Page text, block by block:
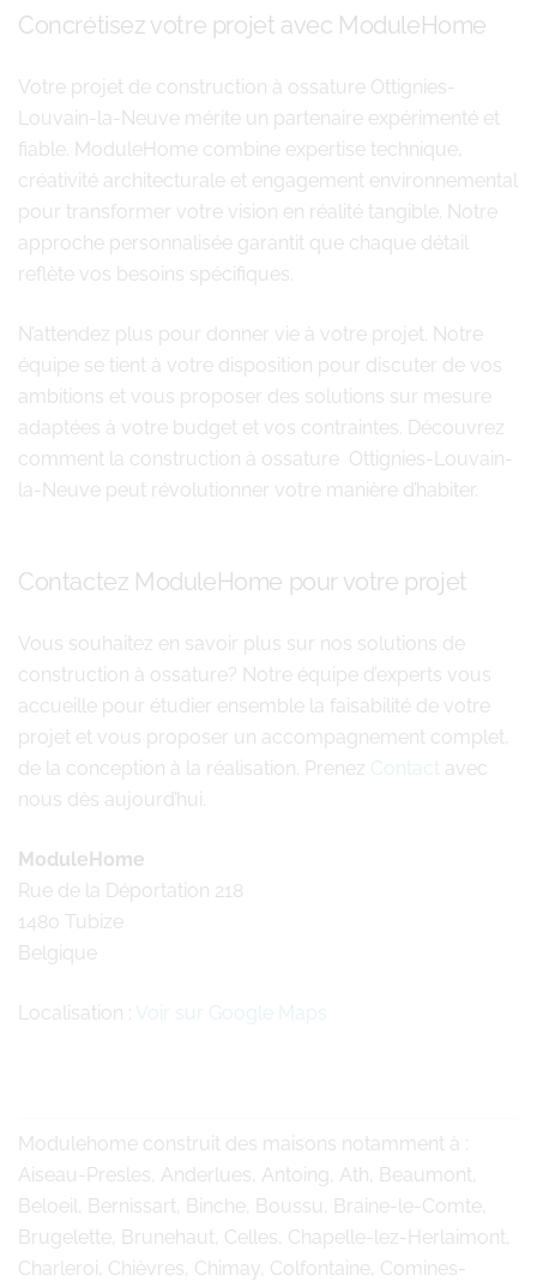
Concrétisez votre projet avec ModuleHome
Votre projet de construction à ossature Ottignies-
Louvain-la-Neuve mérite un partenaire expérimenté et
fiable. ModuleHome combine expertise technique,
créativité architecturale et engagement environnemental
pour transformer votre vision en réalité tangible. Notre
approche personnalisée garantit que chaque détail
reflète vos besoins spécifiques.
N’attendez plus pour donner vie à votre projet. Notre
équipe se tient à votre disposition pour discuter de vos
ambitions et vous proposer des solutions sur mesure
adaptées à votre budget et vos contraintes. Découvrez
comment la construction à ossature Ottignies-Louvain-
la-Neuve peut révolutionner votre manière d’habiter.
Contactez ModuleHome pour votre projet
Vous souhaitez en savoir plus sur nos solutions de
construction à ossature? Notre équipe d’experts vous
accueille pour étudier ensemble la faisabilité de votre
projet et vous proposer un accompagnement complet,
de la conception à la réalisation. Prenez Contact avec
nous dès aujourd’hui.
ModuleHome
Rue de la Déportation 218
1480 Tubize
Belgique
Localisation : Voir sur Google Maps
Modulehome construit des maisons notamment à :
Aiseau-Presles, Anderlues, Antoing, Ath, Beaumont,
Beloeil, Bernissart, Binche, Boussu, Braine-le-Comte,
Brugelette, Brunehaut, Celles, Chapelle-lez-Herlaimont,
Charleroi, Chièvres, Chimay, Colfontaine, Comines-